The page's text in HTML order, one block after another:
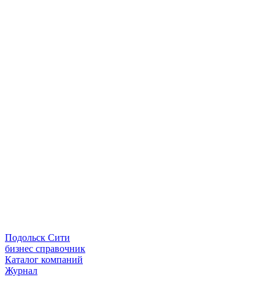
Подольск Сити
бизнес справочник
Каталог компаний
Журнал